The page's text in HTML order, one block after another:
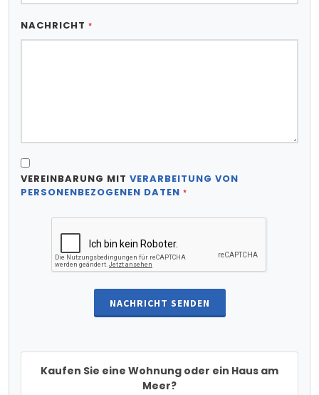
NACHRICHT *
VEREINBARUNG MIT VERARBEITUNG VON
PERSONENBEZOGENEN DATEN *
NACHRICHT SENDEN
Kaufen Sie eine Wohnung oder ein Haus am
Meer?